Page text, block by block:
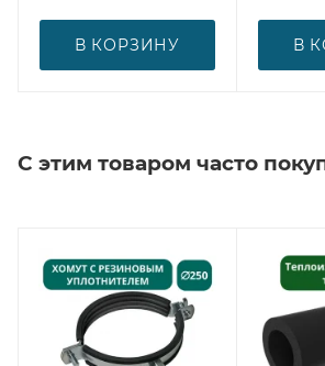
В КОРЗИНУ В
С этим товаром часто